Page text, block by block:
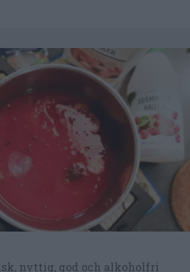
nyttig, god och alkoholfri